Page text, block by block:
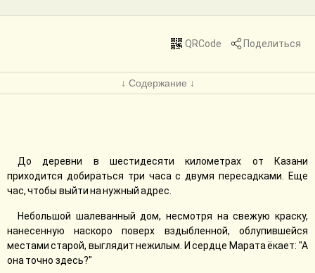
QRCode Поделиться
↓ Содержание ↓
До деревни в шестидесяти километрах от Казани
приходится добираться три часа с двумя пересадками. Еще
час, чтобы выйти на нужный адрес.
Небольшой шалеванный дом, несмотря на свежую краску,
нанесенную наскоро поверх вздыбленной, облупившейся
местами старой, выглядит нежилым. И сердце Марата ёкает: "А
она точно здесь?"